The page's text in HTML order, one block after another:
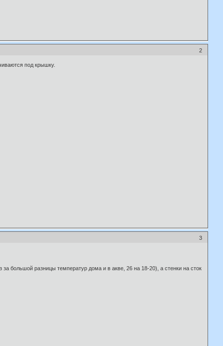
2
под крышку.
3
большой разницы температур дома и в акве, 26 на 18-20), а стенки на сток